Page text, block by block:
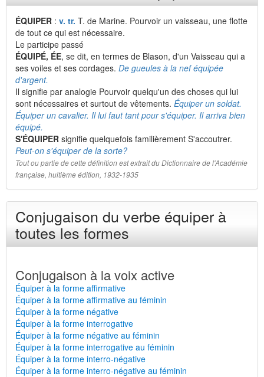
ÉQUIPER : v. tr. T. de Marine. Pourvoir un vaisseau, une flotte
de tout ce qui est nécessaire.
Le participe passé
ÉQUIPÉ, ÉE, se dit, en termes de Blason, d'un Vaisseau qui a
ses voiles et ses cordages. De gueules à la nef équipée
d'argent.
Il signifie par analogie Pourvoir quelqu'un des choses qui lui
sont nécessaires et surtout de vêtements. Équiper un soldat.
Équiper un cavalier. Il lui faut tant pour s'équiper. Il arriva bien
équipé.
S'ÉQUIPER signifie quelquefois familièrement S'accoutrer.
Peut-on s'équiper de la sorte?
Tout ou partie de cette définition est extrait du Dictionnaire de l'Académie
française, huitième édition, 1932-1935
Conjugaison du verbe équiper à
toutes les formes
Conjugaison à la voix active
Équiper à la forme affirmative
Équiper à la forme affirmative au féminin
Équiper à la forme négative
Équiper à la forme interrogative
Équiper à la forme négative au féminin
Équiper à la forme interrogative au féminin
Équiper à la forme interro-négative
Équiper à la forme interro-négative au féminin